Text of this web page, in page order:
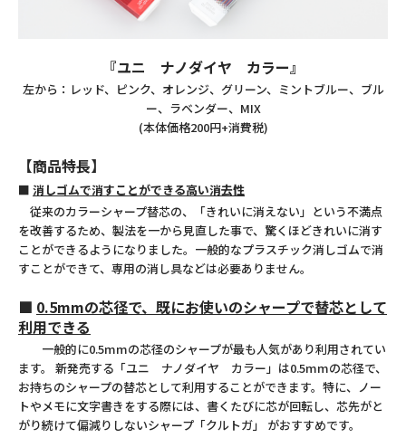
『ユニ ナノダイヤ カラー』
左から：レッド、ピンク、オレンジ、グリーン、ミントブルー、ブル
ー、ラベンダー、MIX
(本体価格200円+消費税)
【商品特長】
■ 消しゴムで消すことができる高い消去性
従来のカラーシャープ替芯の、「きれいに消えない」という不満点
を改善するため、製法を一から見直した事で、驚くほどきれいに消す
ことができるようになりました。一般的なプラスチック消しゴムで消
すことができて、専用の消し具などは必要ありません。
■ 0.5mmの芯径で、既にお使いのシャープで替芯として
利用できる
一般的に0.5mmの芯径のシャープが最も人気があり利用されてい
ます。 新発売する「ユニ ナノダイヤ カラー」は0.5mmの芯径で、
お持ちのシャープの替芯として利用することができます。特に、ノー
トやメモに文字書きをする際には、書くたびに芯が回転し、芯先がと
がり続けて偏減りしないシャープ「クルトガ」 がおすすめです。